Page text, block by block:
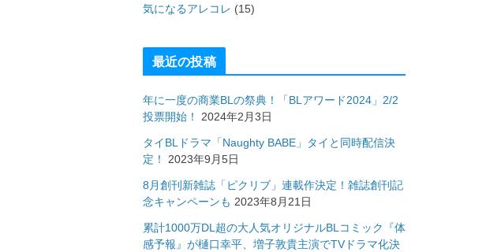
気になるアレコレ (15)
最近の投稿
年に一度の商業BLの祭典！「BLアワード2024」2/2
投票開始！
2024年2月3日
タイBLドラマ「Naughty BABE」タイと同時配信決
定！
2023年9月5日
8月創刊新雑誌「ピクリブ」連載作決定！雑誌創刊記
念キャンペーンも 2023年8月21日
累計1000万DL超の大人気オリジナルBLコミック『体
感予報』が樋口幸平、増子敦貴主演でTVドラマ化決